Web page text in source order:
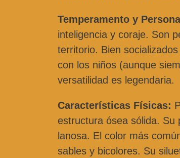
Temperamento y
inteligencia y coraje. Son
territorio. Bien
con los niños (aunque
versatilidad es legendaria.
Características Físicas:
estructura ósea sólida. Su
lanosa. El color más
sables y bicolores. Su